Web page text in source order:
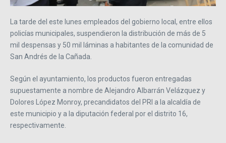
La tarde del este lunes empleados del gobierno local, entre ellos
policías municipales, suspendieron la distribución de más de 5
mil despensas y 50 mil láminas a habitantes de la comunidad de
San Andrés de la Cañada.
Según el ayuntamiento, los productos fueron entregadas
supuestamente a nombre de Alejandro Albarrán Velázquez y
Dolores López Monroy, precandidatos del PRI a la alcaldía de
este municipio y a la diputación federal por el distrito 16,
respectivamente.